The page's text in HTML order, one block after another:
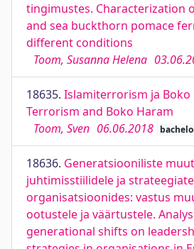
tingimustes. Characterization
and sea buckthorn pomace
different conditions
Toom, Susanna Helena
18635. Islamiterrorism ja Boko
Terrorism and Boko Haram
Toom, Sven 06.06.2018
18636. Generatsiooniliste
juhtimisstiilidele ja
organisatsioonides: vastus
ootustele ja väärtustele.
generational shifts on